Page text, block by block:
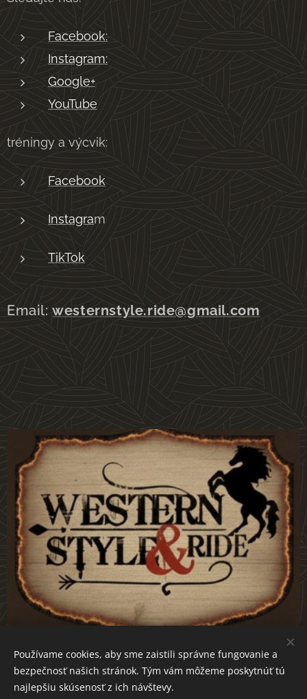
Facebook:
Instagram:
Google+
YouTube
tréningy a výcvik:
Facebook
Instagram
TikTok
Email:westernstyle.ride@gmail.com
westernstyle-ride.sk Cookies
Používame cookies, aby sme zaistili správne fungovanie a
bezpečnosť našich stránok. Tým vám môžeme poskytnúť tú
najlepšiu skúsenosť z ich návštevy.